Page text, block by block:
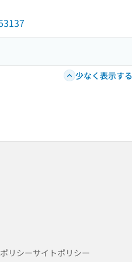
少なく表示する
リシーサイトポリシー